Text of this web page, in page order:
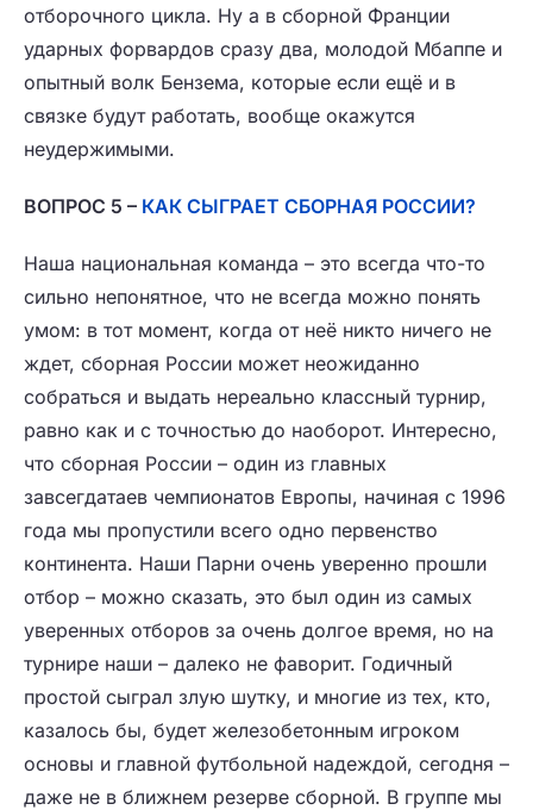
отборочного цикла. Ну а в сборной Франции
ударных форвардов сразу два, молодой Мбаппе и
опытный волк Бензема, которые если ещё и в
связке будут работать, вообще окажутся
неудержимыми.
ВОПРОС 5 – КАК СЫГРАЕТ СБОРНАЯ РОССИИ?
Наша национальная команда – это всегда что-то
сильно непонятное, что не всегда можно понять
умом: в тот момент, когда от неё никто ничего не
ждет, сборная России может неожиданно
собраться и выдать нереально классный турнир,
равно как и с точностью до наоборот. Интересно,
что сборная России – один из главных
завсегдатаев чемпионатов Европы, начиная с 1996
года мы пропустили всего одно первенство
континента. Наши Парни очень уверенно прошли
отбор – можно сказать, это был один из самых
уверенных отборов за очень долгое время, но на
турнире наши – далеко не фаворит. Годичный
простой сыграл злую шутку, и многие из тех, кто,
казалось бы, будет железобетонным игроком
основы и главной футбольной надеждой, сегодня –
даже не в ближнем резерве сборной. В группе мы